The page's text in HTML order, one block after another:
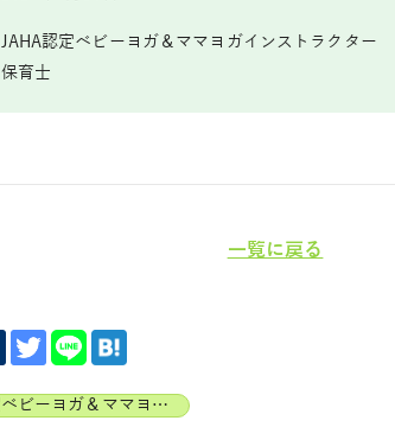
JAHA認定ベビーヨガ＆ママヨガインストラクター
保育士
一覧に戻る
JAHA認定ベビーヨガ＆ママヨガインストラクター